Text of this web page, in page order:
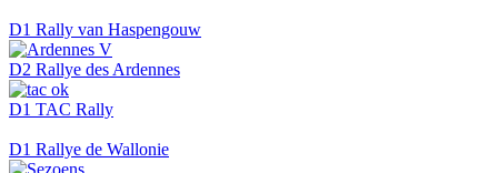
D1 Rally van Haspengouw
D2 Rallye des Ardennes
D1 TAC Rally
D1 Rallye de Wallonie